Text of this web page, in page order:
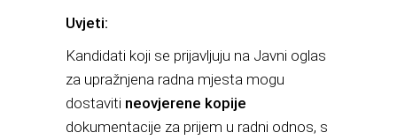
Uvjeti:
Kandidati koji se prijavljuju na Javni oglas
za upražnjena radna mjesta mogu
dostaviti neovjerene kopije
dokumentacije za prijem u radni odnos, s